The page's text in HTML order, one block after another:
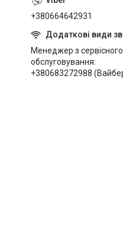
+380664642931
Менеджер з сервісного
обслуговування
+380683272988